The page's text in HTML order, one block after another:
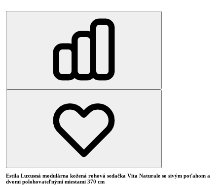
Estila Luxusná modulárna kožená rohová sedačka Vita Naturale so sivým poťahom a
dvomi polohovateľnými miestami 370 cm